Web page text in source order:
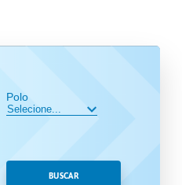
Polo
BUSCAR